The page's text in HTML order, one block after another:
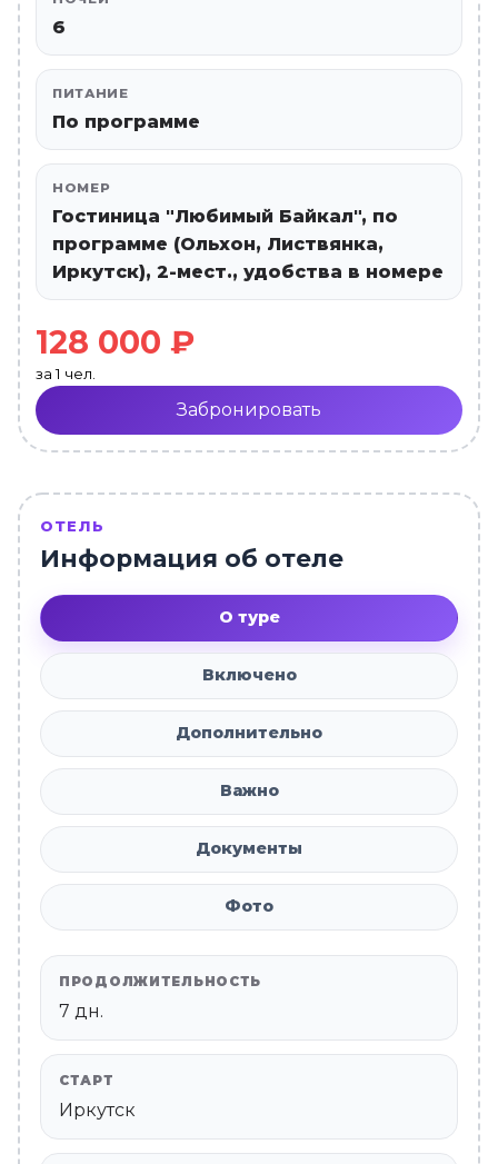
6
ПИТАНИЕ
По программе
НОМЕР
Гостиница "Любимый Байкал", по
программе (Ольхон, Листвянка,
Иркутск), 2-мест., удобства в номере
128 000 ₽
за 1 чел.
Забронировать
ОТЕЛЬ
Информация об отеле
О туре
Включено
Дополнительно
Важно
Документы
Фото
ПРОДОЛЖИТЕЛЬНОСТЬ
7 дн.
СТАРТ
Иркутск